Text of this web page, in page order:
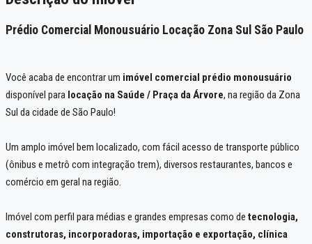
Prédio Comercial Monousuário Locação Zona Sul São Paulo
Você acaba de encontrar um imóvel comercial prédio monousuário
disponível para locação na Saúde / Praça da Árvore, na região da Zona
Sul da cidade de São Paulo!
Um amplo imóvel bem localizado, com fácil acesso de transporte público
(ônibus e metrô com integração trem), diversos restaurantes, bancos e
comércio em geral na região.
Imóvel com perfil para médias e grandes empresas como de tecnologia,
construtoras, incorporadoras, importação e exportação, clínica